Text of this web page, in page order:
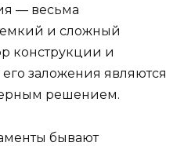
— весьма
и сложный
конструкции и
заложения являются
решением.
бывают